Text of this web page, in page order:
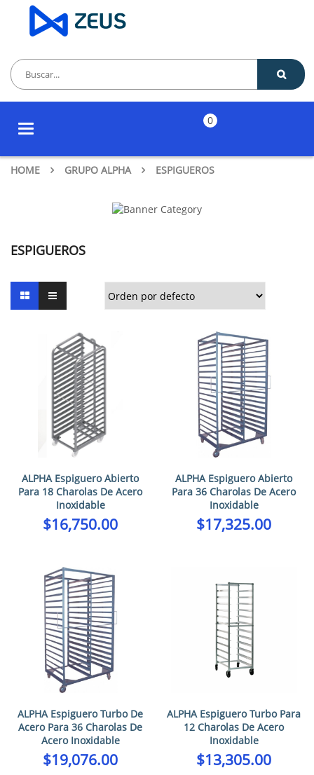
Toggle
0
HOME GRUPO ALPHA ESPIGUEROS
ESPIGUEROS
ALPHA Espiguero Abierto
Para 18 Charolas De Acero
Inoxidable
$16,750.00
ALPHA Espiguero Abierto
Para 36 Charolas De Acero
Inoxidable
$17,325.00
ALPHA Espiguero Turbo De
Acero Para 36 Charolas De
Acero Inoxidable
$19,076.00
ALPHA Espiguero Turbo Para
12 Charolas De Acero
Inoxidable
$13,305.00